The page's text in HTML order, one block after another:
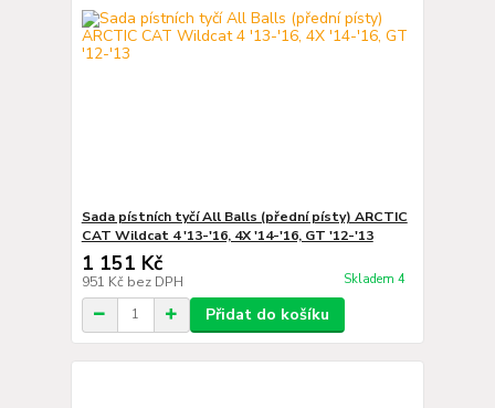
Sada pístních tyčí All Balls (přední písty) ARCTIC
CAT Wildcat 4 '13-'16, 4X '14-'16, GT '12-'13
1 151 Kč
951 Kč bez DPH Skladem 4
Přidat do košíku